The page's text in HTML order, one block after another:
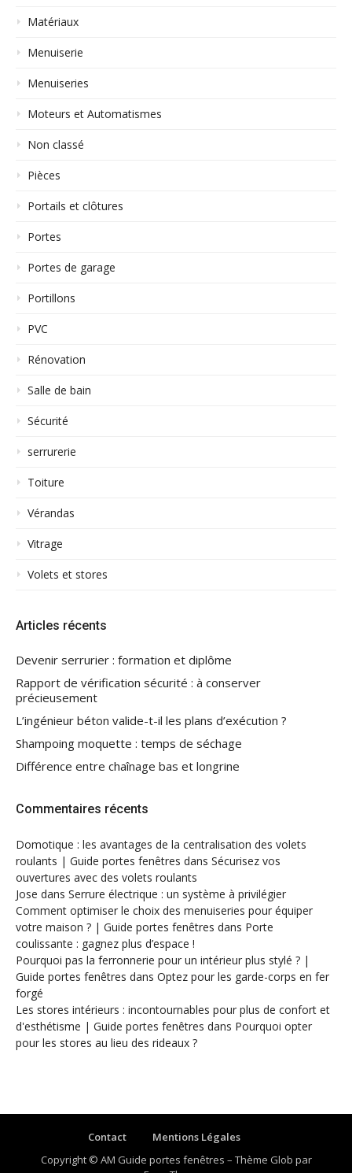
Matériaux
Menuiserie
Menuiseries
Moteurs et Automatismes
Non classé
Pièces
Portails et clôtures
Portes
Portes de garage
Portillons
PVC
Rénovation
Salle de bain
Sécurité
serrurerie
Toiture
Vérandas
Vitrage
Volets et stores
Articles récents
Devenir serrurier : formation et diplôme
Rapport de vérification sécurité : à conserver
précieusement
L’ingénieur béton valide-t-il les plans d’exécution ?
Shampoing moquette : temps de séchage
Différence entre chaînage bas et longrine
Commentaires récents
Domotique : les avantages de la centralisation des volets
roulants | Guide portes fenêtres dans Sécurisez vos
ouvertures avec des volets roulants
Jose dans Serrure électrique : un système à privilégier
Comment optimiser le choix des menuiseries pour équiper
votre maison ? | Guide portes fenêtres dans Porte
coulissante : gagnez plus d’espace !
Pourquoi pas la ferronnerie pour un intérieur plus stylé ? |
Guide portes fenêtres dans Optez pour les garde-corps en fer
forgé
Les stores intérieurs : incontournables pour plus de confort et
d'esthétisme | Guide portes fenêtres dans Pourquoi opter
pour les stores au lieu des rideaux ?
Contact
Mentions Légales
Copyright © AM Guide portes fenêtres – Thème Glob par